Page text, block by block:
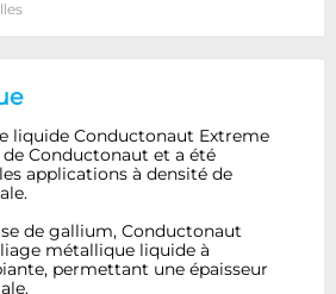
liquide Conductonaut Extreme
Conductonaut et a été
applications à densité de
de gallium, Conductonaut
métallique liquide à
permettant une épaisseur